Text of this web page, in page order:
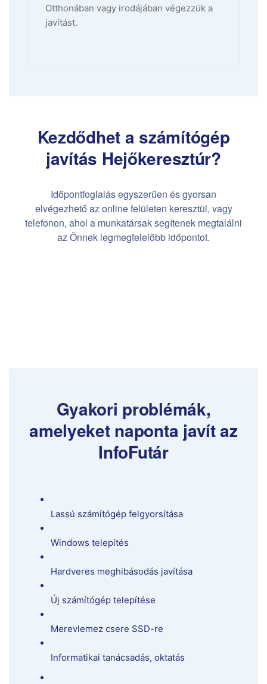
Otthonában vagy irodájában végezzük a
javítást.
Kezdődhet a számítógép
javítás Hejőkeresztúr?
Időpontfoglalás egyszerűen és gyorsan
elvégezhető az online felületen keresztül, vagy
telefonon, ahol a munkatársak segítenek megtalálni
az Önnek legmegfelelőbb időpontot.
Gyakori problémák,
amelyeket naponta javít az
InfoFutár
Lassú számítógép felgyorsítása
Windows telepítés
Hardveres meghibásodás javítása
Új számítógép telepítése
Merevlemez csere SSD-re
Informatikai tanácsadás, oktatás